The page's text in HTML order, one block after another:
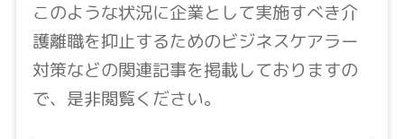
このような状況に企業として実施すべき介
護離職を抑止するためのビジネスケアラー
対策などの関連記事を掲載しておりますの
で、是非閲覧ください。